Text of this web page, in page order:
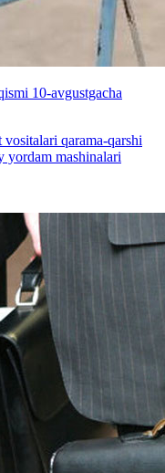
10-avgustgacha
qarama-qarshi
yordam mashinalari